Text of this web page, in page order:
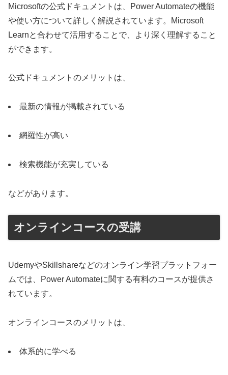
Microsoftの公式ドキュメントは、Power Automateの機能
や使い方について詳しく解説されています。Microsoft
Learnと合わせて活用することで、より深く理解すること
ができます。
公式ドキュメントのメリットは、
最新の情報が掲載されている
網羅性が高い
検索機能が充実している
などがあります。
オンラインコースの受講
UdemyやSkillshareなどのオンライン学習プラットフォー
ムでは、Power Automateに関する有料のコースが提供さ
れています。
オンラインコースのメリットは、
体系的に学べる